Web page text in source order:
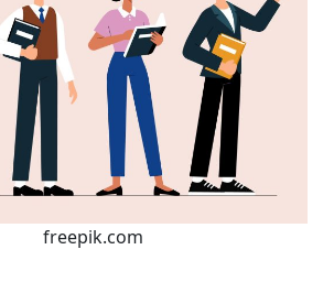
freepik.com